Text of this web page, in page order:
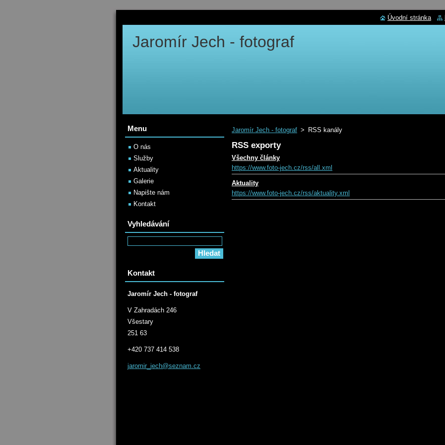
Jaromír Jech - fotograf
Jaromír Jech - fotograf > RSS kanály
RSS exporty
Všechny články
https://www.foto-jech.cz/rss/all.xml
Aktuality
https://www.foto-jech.cz/rss/aktuality.xml
Menu
O nás
Služby
Aktuality
Galerie
Napište nám
Kontakt
Vyhledávání
Kontakt
Jaromír Jech - fotograf
V Zahradách 246
Všestary
251 63
+420 737 414 538
jaromir_ jech@seznam.cz
Úvodní stránka